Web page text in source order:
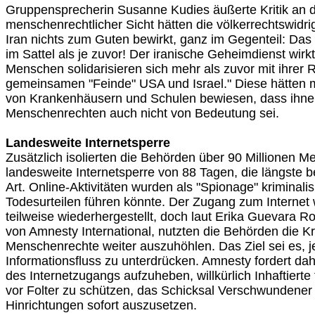
Gruppensprecherin Susanne Kudies äußerte Kritik an
menschenrechtlicher Sicht hätten die
Iran nichts zum Guten bewirkt, ganz im Gegenteil:
im Sattel als je zuvor! Der iranische Geheimdienst
Menschen solidarisieren sich mehr als zuvor mit ihrer
gemeinsamen "Feinde" USA und Israel." Diese hätten
von Krankenhäusern und Schulen bewiesen, dass
Menschenrechten auch nicht von Bedeutung sei.
Landesweite Internetsperre
Zusätzlich isolierten die Behörden über 90 Millionen
landesweite Internetsperre von 88 Tagen, die längste
Art. Online-Aktivitäten wurden als "Spionage"
Todesurteilen führen könnte. Der Zugang zum Internet
teilweise wiederhergestellt, doch laut Erika Guevara
von Amnesty International, nutzten die Behörden die
Menschenrechte weiter auszuhöhlen. Das Ziel sei es,
Informationsfluss zu unterdrücken. Amnesty fordert
des Internetzugangs aufzuheben, willkürlich
vor Folter zu schützen, das Schicksal
Hinrichtungen sofort auszusetzen.